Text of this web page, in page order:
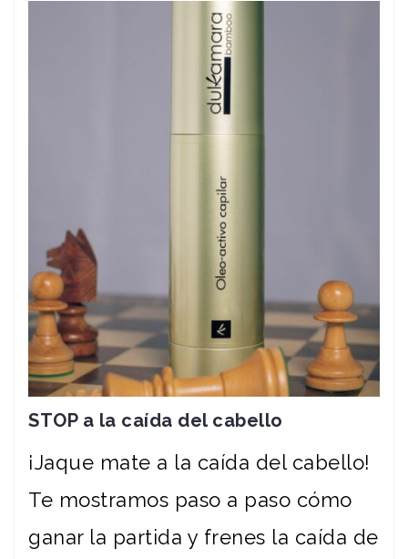
STOP a la caída del cabello
¡Jaque mate a la caída del cabello!
Te mostramos paso a paso cómo
ganar la partida y frenes la caída de